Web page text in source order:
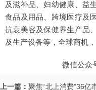
及滋补品、妇幼健康、益
食品及用品、跨境医疗及
抗衰美容及保健养生产品
及生产设备等，全球商机，
微信公众
上一篇：聚焦“北上消费”36